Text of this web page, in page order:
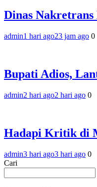
Dinas
admin1 hari ago23 jam ago 0
Bupati Adios,
admin2 hari ago2 hari ago 0
Hadapi Kritik di
admin3 hari ago3 hari ago 0
Cari